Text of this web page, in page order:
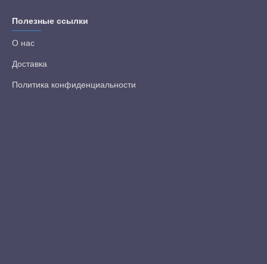
Полезные ссылки
О нас
Доставка
Политика конфиденциальности